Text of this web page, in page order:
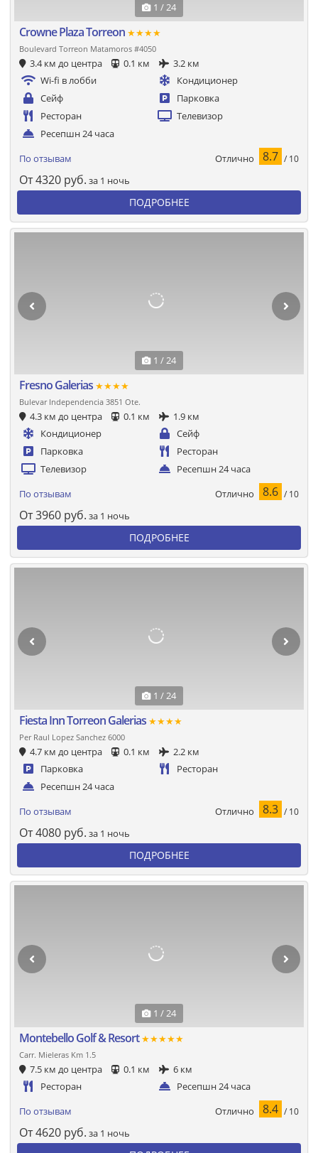
1 / 24
Crowne Plaza Torreon ★★★★
Boulevard Torreon Matamoros #4050
3.4 км до центра 0.1 км
3.2 км
Wi-fi в лобби
Кондиционер
Сейф
Парковка
Ресторан
Телевизор
Ресепшн 24 часа
По отзывам Отлично 8.7 / 10
От4320 руб. за 1 ночь
ПОДРОБНЕЕ
1 / 24
Fresno Galerias ★★★★
Bulevar Independencia 3851 Ote.
4.3 км до центра 0.1 км
1.9 км
Кондиционер
Сейф
Парковка
Ресторан
Телевизор
Ресепшн 24 часа
По отзывам Отлично 8.6 / 10
От3960 руб. за 1 ночь
ПОДРОБНЕЕ
1 / 24
Fiesta Inn Torreon Galerias ★★★★
Per Raul Lopez Sanchez 6000
4.7 км до центра 0.1 км
2.2 км
Парковка
Ресторан
Ресепшн 24 часа
По отзывам Отлично 8.3 / 10
От4080 руб. за 1 ночь
ПОДРОБНЕЕ
1 / 24
Montebello Golf & Resort★★★★★
Carr. Mieleras Km 1.5
7.5 км до центра 0.1 км
6 км
Ресторан
Ресепшн 24 часа
По отзывам Отлично 8.4 / 10
От4620 руб. за 1 ночь